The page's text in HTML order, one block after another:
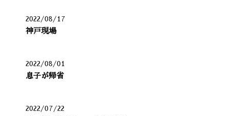
2022/08/17
神戸現場
2022/08/01
息子が帰省
2022/07/22